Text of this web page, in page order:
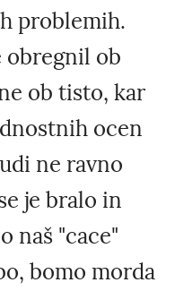
problemih.
obregnil ob
ob tisto, kar
ocen
ne ravno
je bralo in
naš "cace"
bomo morda